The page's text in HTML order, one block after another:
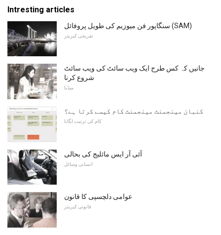
Intresting articles
سنگاپور فن میوزیم کی طویل پروفائل (SAM)
تفریحی کیریئر
جانیں کہ کس طرح ایک ویب سائٹ کی ویب سائٹ
شروع کرنا
میڈیا
کنبان مینجمنٹ مینجمنٹ کام کیسے کرتا ہے؟
کام کی ترتیب لگانا
آئی آر ایس مائلیج کی بحالی
انسانی وسائل
عوامی دلچسپی کا قانون
قانونی کیریئر